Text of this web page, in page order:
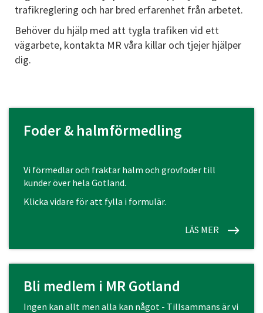
trafikreglering och har bred erfarenhet från arbetet.
Behöver du hjälp med att tygla trafiken vid ett
vägarbete, kontakta MR våra killar och tjejer hjälper
dig.
Foder & halmförmedling
Vi förmedlar och fraktar halm och grovfoder till
kunder över hela Gotland.
Klicka vidare för att fylla i formulär.
LÄS MER
Bli medlem i MR Gotland
Ingen kan allt men alla kan något - Tillsammans är vi